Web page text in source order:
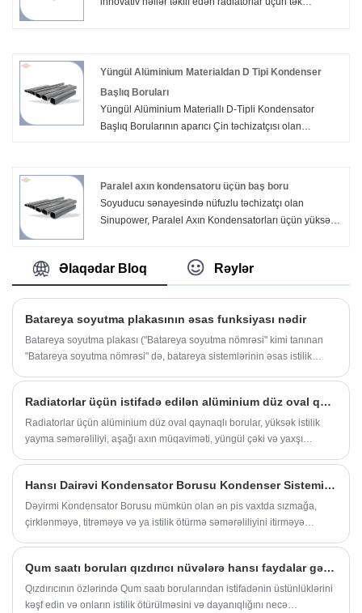
verən yüksək səviyyəli məhsullar təqdim etməkdən
qürur duyur.
Yüngül Alüminium Materialdan D Tipi Kondenser
Başlıq Boruları
Yüngül Alüminium Materiallı D-Tipli Kondensator
Başlıq Borularının aparıcı Çin təchizatçısı olan
təqdim edir. IATF16949 və ISO9001 33 patentlə
sertifikatlaşdırılıb. Sanhua və Danfoss tərəfindən etibar
edilmişdir. Bu gün nümunələr və ya texniki məsləhət
Paralel axın kondensatoru üçün baş boru
Soyuducu sənayesində nüfuzlu təchizatçı olan
Sinupower, Paralel Axın Kondensatorları üçün yüksək
maraqlanırsınızsa, indi bizimlə məsləhətləşə bilərsiniz,
biz sizə vaxtında cavab verəcəyik!
Əlaqədar Bloq Rəylər
Batareya soyutma plakasının əsas funksiyası nədir
Batareya soyutma plakası ("Batareya soyutma nömrəsi" kimi tanınan
"Batareya soyutma nömrəsi" də, batareya sistemlərinin əsas istilik
tutumlu batareya paketidir. Onun əsas funksiyası doldurulma və aktiv
və ya passiv vasitələrlə doldurulma və axıdılması zamanı batareyanın
temperaturunu idarə etmək, batareyanın həmişə təhlükəsiz və səmərəli
(məsələn, istilik riskləri) və ya qeyri-bərabər temperaturun qarşısını
almaqdan çəkinməkdir.
Radiatorlar üçün istifadə edilən alüminium düz oval qaynaqlı borular hansı sənayelərdə tətbiq olunur
Radiatorlar üçün alüminium düz oval qaynaqlı borular, yüksək istilik
yayma səmərəliliyi, aşağı axın müqaviməti, yüngül çəki və yaxşı
geniş istifadə olunur. Xüsusi tətbiq ssenariləri aşağıdakılardır:
Hansı Dairəvi Kondensator Borusu Kondenser Sisteminizə Ən Yaxşı Uyğundur?
Dəyirmi Kondensator Borusu mümkün olan ən pis vaxtda sızmağa,
çirklənməyə, titrəməyə və ya istilik ötürmə səmərəliliyini itirməyə
Qum saatı boruları qızdırıcı nüvələrə hansı faydalar gətirir?
Qızdırıcının özlərində Qum saatı borularından istifadənin üstünlüklərini
kəşf edin və onların istilik ötürülməsini və dayanıqlığını necə